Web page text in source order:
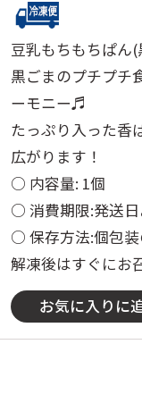
豆乳もちもちぱん(
黒ごまのプチプチ
ーモニー♬
たっぷり入った香
広がります！
○ 内容量: 1個
○ 消費期限:発送日
○ 保存方法:個包装
解凍後はすぐにお
お気に入りに